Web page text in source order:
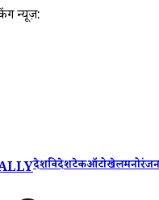
न्यूज़:
देशविदेशटेकऑटोखेलमनोरंजन